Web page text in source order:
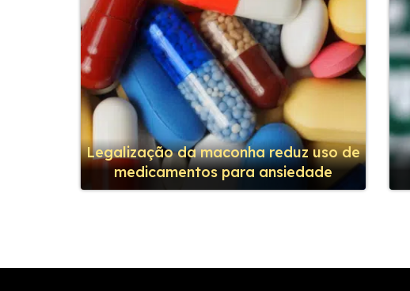
Legalização da maconha reduz uso de
medicamentos para ansiedade